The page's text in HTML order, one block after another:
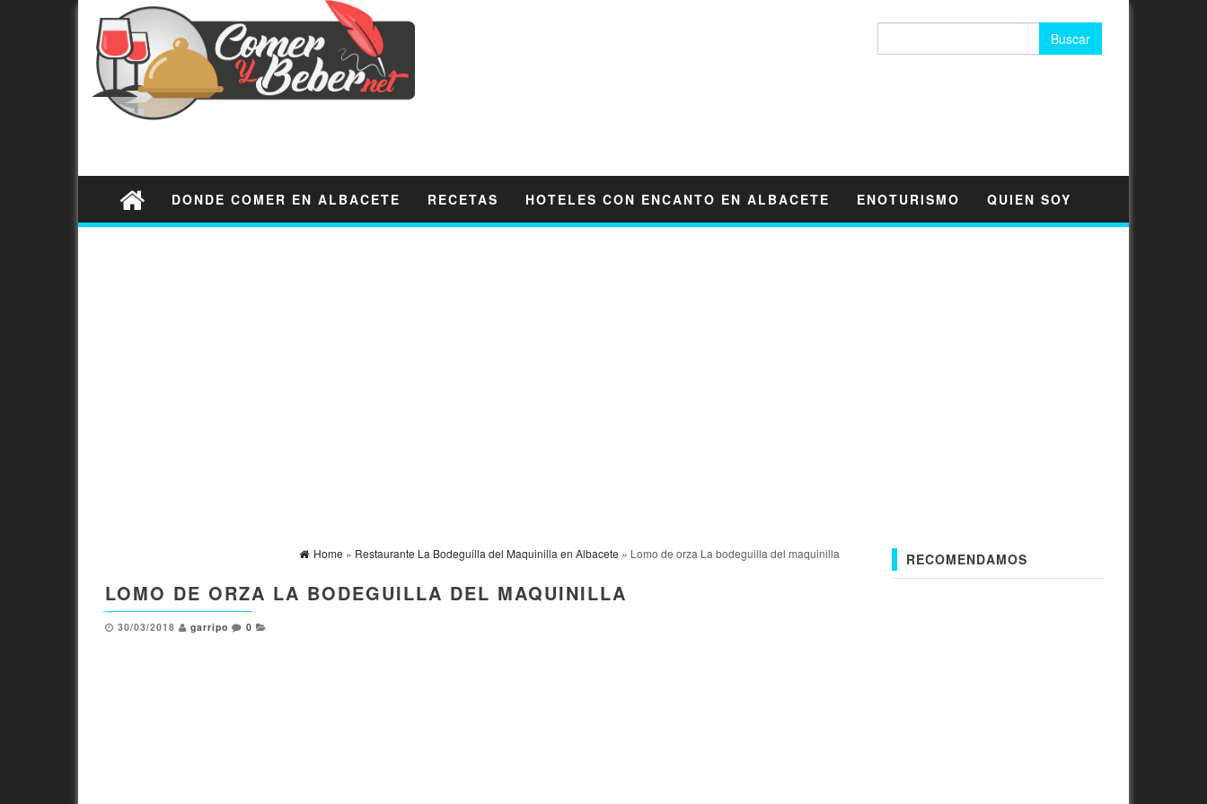
DONDE COMER EN ALBACETE RECETAS HOTELES CON ENCANTO EN ALBACETE ENOTURISMO QUIEN SOY
Home » Restaurante La Bodeguilla del Maquinilla en Albacete » Lomo de orza La bodeguilla del maquinilla
LOMO DE ORZA LA BODEGUILLA DEL MAQUINILLA
30/03/2018 garripo 0
RECOMENDAMOS